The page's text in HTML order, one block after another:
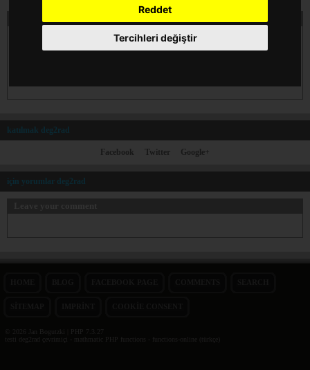
Reddet
Tercihleri değiştir
testi deg2rad çevrimiçi
katılmak deg2rad
Facebook Twitter Google+
için yorumlar deg2rad
© 2026 Jan Bogutzki | PHP 7.3.27
testi deg2rad çevrimiçi - mathmatic PHP functions - functions-online (türkçe)